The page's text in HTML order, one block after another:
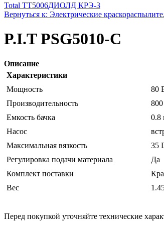
Total TT5006ДИОЛД КРЭ-3
Вернуться к: Электрические
P.I.T PSG5010-C
Описание
Характеристики
Мощность
80
Производительность
Емкость бачка
0.8
Насос
Максимальная вязкость
35
Регулировка подачи материала
Да
Комплект поставки
Вес
Перед покупкой уточняйте технические